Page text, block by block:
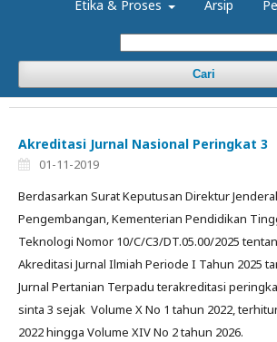
Etika & Proses Arsip
Cari
Akreditasi Jurnal Nasional Peringkat 3
01-11-2019
Berdasarkan Surat Keputusan Direktur
Pengembangan, Kementerian Pendidikan
Teknologi Nomor 10/C/C3/DT.05.00/2025
Akreditasi Jurnal Ilmiah Periode I Tahun 2025
Jurnal Pertanian Terpadu terakreditasi
sinta 3 sejak Volume X No 1 tahun 2022,
2022 hingga Volume XIV No 2 tahun 2026.